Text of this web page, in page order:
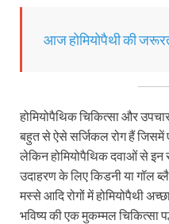
आज होमियोपैथी की
होमियोपैथिक चिकित्सा और
बहुत से ऐसे सर्जिकल रोग हैं जिसमें
लेकिन होमियोपैथिक दवाओं से इन
उदाहरण के लिए किडनी या गॉल
मस्से आदि रोगों में होमियोपैथी
भविष्य की एक मुकम्मल चिकित्सा